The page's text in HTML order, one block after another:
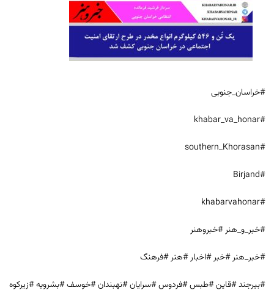
#خراسان_جنوبی
#khabar_va_honar
#southern_Khorasan
#Birjand
#khabarvahonar
#خبر_و_هنر #خبروهنر
#خبر_هنر #خبر #اخبار #هنر #فرهنگ
#بیرجند #قاین #طبس #فردوس #سرایان #نهبندان #خوسف #بشرویه #زیرکوه